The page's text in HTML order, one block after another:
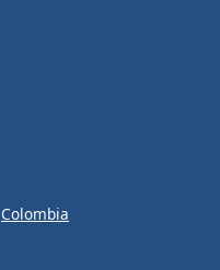
Colombia